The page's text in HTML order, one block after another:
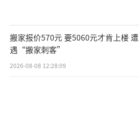
搬家报价570元 要5060元才肯上楼 遭
遇“搬家刺客”
2026-08-08 12:28:09